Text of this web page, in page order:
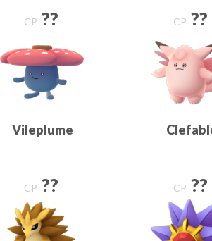
CP ??
Vileplume
CP ??
CP ?? CP ??